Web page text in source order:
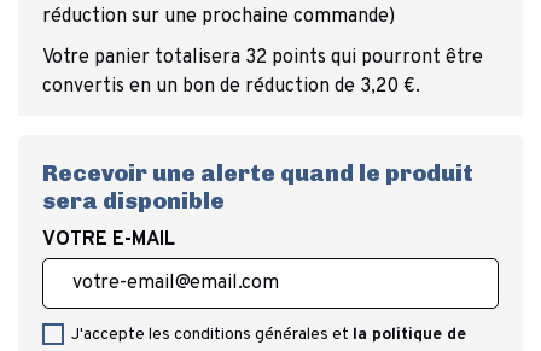
réduction sur une prochaine commande)
Votre panier totalisera 32 points qui pourront être
convertis en un bon de réduction de 3,20 €.
Recevoir une alerte quand le produit
sera disponible
VOTRE E-MAIL
J'accepte les conditions générales et la politique de